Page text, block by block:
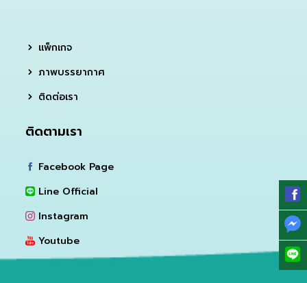
แพ็กเกจ
ภาพบรรยากาศ
ติดต่อเรา
ติดตามเรา
Facebook Page
Line Official
Instagram
Youtube